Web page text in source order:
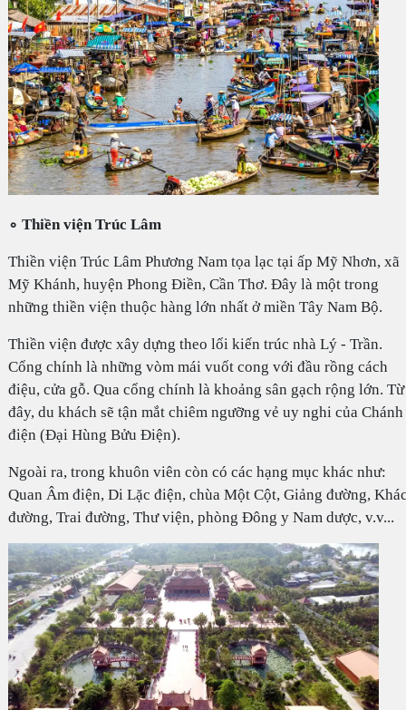
∘ Thiền viện Trúc Lâm
Thiền viện Trúc Lâm Phương Nam tọa lạc tại ấp Mỹ Nhơn, xã
Mỹ Khánh, huyện Phong Điền, Cần Thơ. Đây là một trong
những thiền viện thuộc hàng lớn nhất ở miền Tây Nam Bộ.
Thiền viện được xây dựng theo lối kiến trúc nhà Lý - Trần.
Cổng chính là những vòm mái vuốt cong với đầu rồng cách
điệu, cửa gỗ. Qua cổng chính là khoảng sân gạch rộng lớn. Từ
đây, du khách sẽ tận mắt chiêm ngưỡng vẻ uy nghi của Chánh
điện (Đại Hùng Bửu Điện).
Ngoài ra, trong khuôn viên còn có các hạng mục khác như:
Quan Âm điện, Di Lặc điện, chùa Một Cột, Giảng đường,
đường, Trai đường, Thư viện, phòng Đông y Nam dược, v.v...